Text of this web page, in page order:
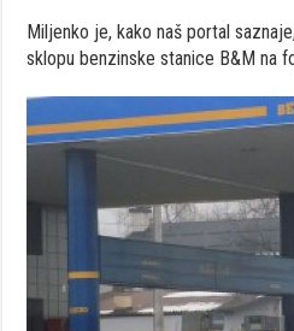
Miljenko je, kako naš portal
sklopu benzinske stanice B&M na